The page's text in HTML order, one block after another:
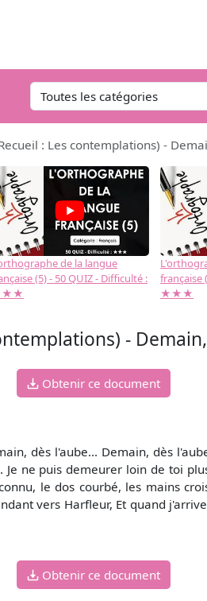
: Les contemplations) -
de la langue
(5) - 50 QUIZ - Difficulté :
française
★★★
-
Obtenir ce document
dès l'aube... Demain, dès
ne puis demeurer loin de toi
le dos courbé, les mains
vers Harfleur, Et quand
Obtenir ce document